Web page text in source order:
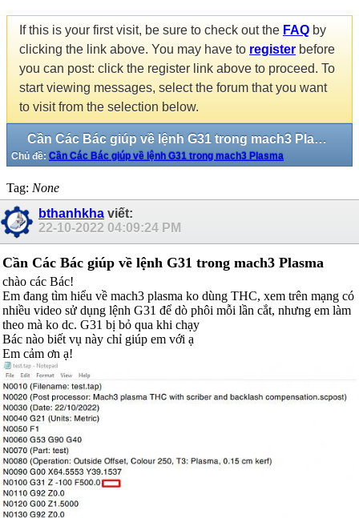
If this is your first visit, be sure to check out the FAQ by
clicking the link above. You may have to register before
you can post: click the register link above to proceed. To
start viewing messages, select the forum that you want
to visit from the selection below.
Cần Các Bác giúp về lệnh G31 trong mach3 Plasma
Chủ đề: Cần Các Bác giúp về lệnh G31 trong mach3 Plasma
Tag: None
bthanhkha viết:
22-10-2022 04:09:24 PM
Cần Các Bác giúp về lệnh G31 trong mach3 Plasma
chào các Bác!
Em đang tìm hiểu về mach3 plasma ko dùng THC, xem trên mạng có
nhiều video sử dụng lệnh G31 để dò phôi mỗi lần cắt, nhưng em làm
theo mà ko dc. G31 bị bỏ qua khi chạy
Bác nào biết vụ này chỉ giúp em với ạ
Em cảm ơn ạ!